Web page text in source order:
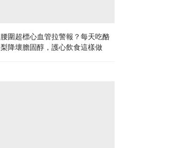
腰圍超標心血管拉警報？每天吃酪
梨降壞膽固醇，護心飲食這樣做